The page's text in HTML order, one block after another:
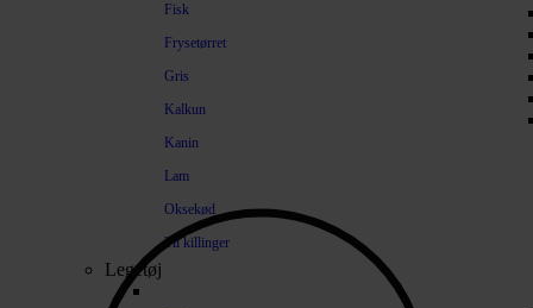
Fisk
Frysetørret
Gris
Kalkun
Kanin
Lam
Oksekød
Til killinger
Legetøj